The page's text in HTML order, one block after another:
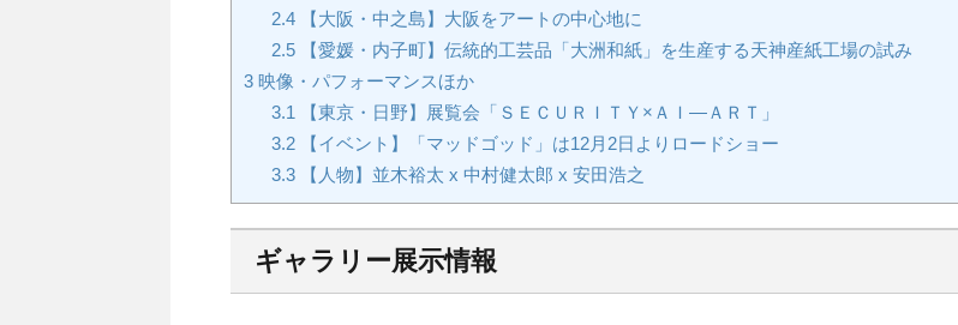
2.4【大阪・中之島】大阪をアートの中心地に
2.5【愛媛・内子町】伝統的工芸品「大洲和紙」を生産する天神産紙工場の試み
3 映像・パフォーマンスほか
3.1 【東京・日野】展覧会「ＳＥＣＵＲＩＴＹ×ＡＩ―ＡＲＴ」
3.2【イベント】「マッドゴッド」は12月2日よりロードショー
3.3【人物】並木裕太 x 中村健太郎 x 安田浩之
ギャラリー展示情報